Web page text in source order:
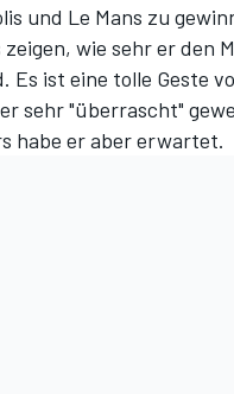
und Le Mans zu
zeigen, wie sehr er den
Es ist eine tolle Geste
sehr "überrascht"
habe er aber erwartet.